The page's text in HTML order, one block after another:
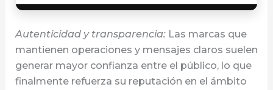
Autenticidad y transparencia:Las marcas que
mantienen operaciones y mensajes claros suelen
generar mayor confianza entre el público, lo que
finalmente refuerza su reputación en el ámbito